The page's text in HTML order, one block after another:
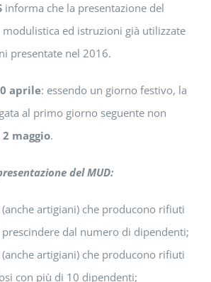
informa che la presentazione del
modulistica ed istruzioni già utilizzate
presentate nel 2016.
aprile: essendo un giorno festivo, la
al primo giorno seguente non
maggio.
del MUD:
artigiani) che producono rifiuti
dal numero di dipendenti;
artigiani) che producono rifiuti
con più di 10 dipendenti;